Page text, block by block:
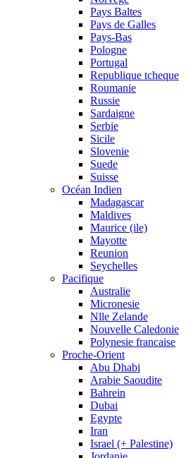
Pays Baltes
Pays de Galles
Pays-Bas
Pologne
Portugal
Republique tcheque
Roumanie
Russie
Sardaigne
Serbie
Sicile
Slovenie
Suede
Suisse
Océan Indien
Madagascar
Maldives
Maurice (ile)
Mayotte
Reunion
Seychelles
Pacifique
Australie
Micronesie
Nlle Zelande
Nouvelle Caledonie
Polynesie francaise
Proche-Orient
Abu Dhabi
Arabie Saoudite
Bahrein
Dubai
Egypte
Iran
Israel (+ Palestine)